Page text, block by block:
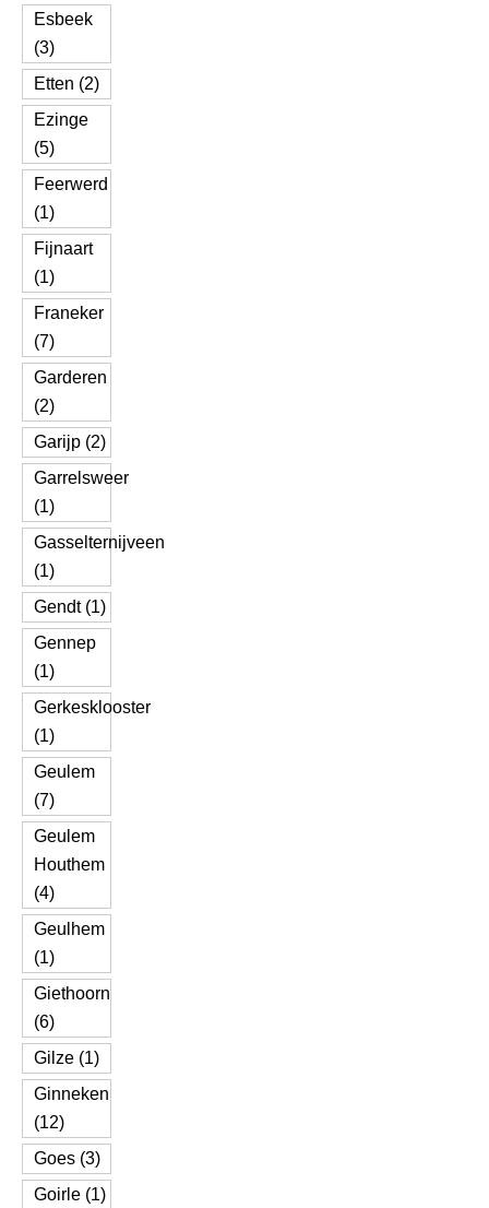
Esbeek
(3)
Etten (2)
Ezinge
(5)
Feerwerd
(1)
Fijnaart
(1)
Franeker
(7)
Garderen
(2)
Garijp (2)
Garrelsweer
(1)
Gasselternijveen
(1)
Gendt (1)
Gennep
(1)
Gerkesklooster
(1)
Geulem
(7)
Geulem
Houthem
(4)
Geulhem
(1)
Giethoorn
(6)
Gilze (1)
Ginneken
(12)
Goes (3)
Goirle (1)